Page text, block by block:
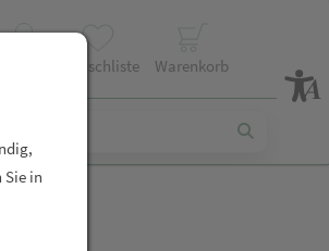
Wunschliste Warenkorb
in